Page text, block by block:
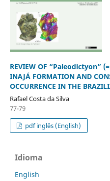
REVIEW OF “Paleodictyon”
INAJÁ FORMATION AND
OCCURRENCE IN THE
Rafael Costa da Silva
77-79
pdf inglês (English)
Idioma
English